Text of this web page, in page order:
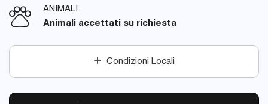
ANIMALI
Animali accettati su richiesta
Condizioni Locali